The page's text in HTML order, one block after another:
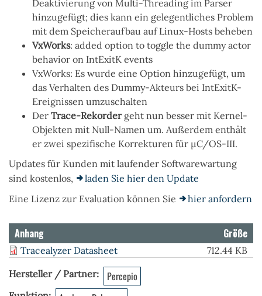
Deaktivierung von Multi-Threading im Parser
hinzugefügt; dies kann ein gelegentliches Problem
mit dem Speicheraufbau auf Linux-Hosts beheben
VxWorks: added option to toggle the dummy actor
behavior on IntExitK events
VxWorks: Es wurde eine Option hinzugefügt, um
das Verhalten des Dummy-Akteurs bei IntExitK-
Ereignissen umzuschalten
Der Trace-Rekorder geht nun besser mit Kernel-
Objekten mit Null-Namen um. Außerdem enthält
er zwei spezifische Korrekturen für µC/OS-III.
Updates für Kunden mit laufender Softwarewartung
sind kostenlos,
laden Sie hier den Update
Eine Lizenz zur Evaluation können Sie
hier anfordern
Anhang Größe
Tracealyzer Datasheet
712.44 KB
Hersteller / Partner
Percepio